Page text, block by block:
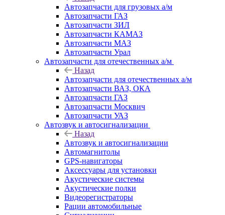
Автозапчасти для грузовых а/м
Автозапчасти ГАЗ
Автозапчасти ЗИЛ
Автозапчасти КАМАЗ
Автозапчасти МАЗ
Автозапчасти Урал
Автозапчасти для отечественных а/м
Назад
Автозапчасти для отечественных а/м
Автозапчасти ВАЗ, ОКА
Автозапчасти ГАЗ
Автозапчасти Москвич
Автозапчасти УАЗ
Автозвук и автосигнализации
Назад
Автозвук и автосигнализации
Автомагнитолы
GPS-навигаторы
Аксессуары для установки
Акустические системы
Акустические полки
Видеорегистраторы
Рации автомобильные